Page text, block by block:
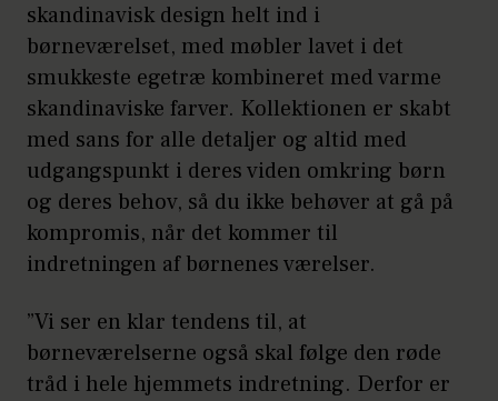
skandinavisk design helt ind i
børneværelset, med møbler lavet i det
smukkeste egetræ kombineret med varme
skandinaviske farver. Kollektionen er skabt
med sans for alle detaljer og altid med
udgangspunkt i deres viden omkring børn
og deres behov, så du ikke behøver at gå på
kompromis, når det kommer til
indretningen af børnenes værelser.
”Vi ser en klar tendens til, at
børneværelserne også skal følge den røde
tråd i hele hjemmets indretning. Derfor er